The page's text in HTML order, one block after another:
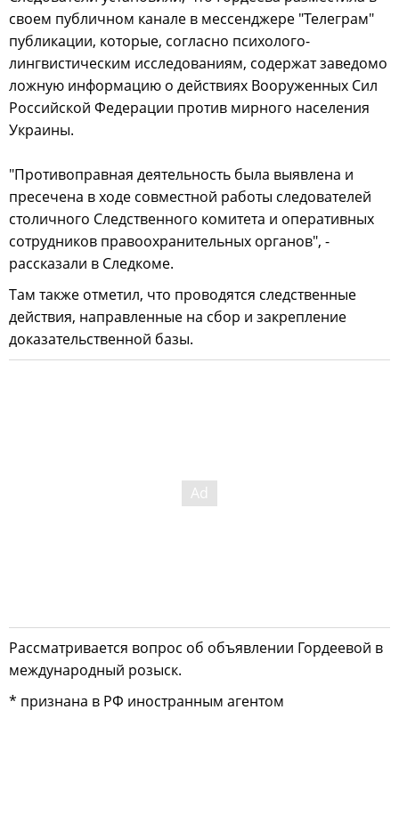
своем публичном канале в мессенджере "Телеграм"
публикации, которые, согласно психолого-
лингвистическим исследованиям, содержат заведомо
ложную информацию о действиях Вооруженных Сил
Российской Федерации против мирного населения
Украины.
"Противоправная деятельность была выявлена и
пресечена в ходе совместной работы следователей
столичного Следственного комитета и оперативных
сотрудников правоохранительных органов", -
рассказали в Следкоме.
Там также отметил, что проводятся следственные
действия, направленные на сбор и закрепление
доказательственной базы.
Рассматривается вопрос об объявлении Гордеевой в
международный розыск.
* признана в РФ иностранным агентом